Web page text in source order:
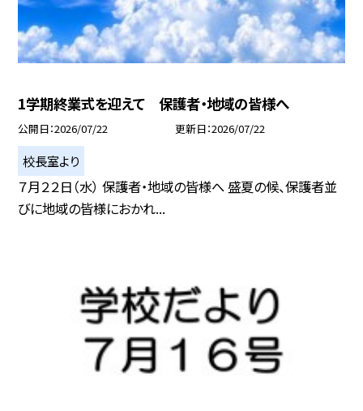
1学期終業式を迎えて 保護者・地域の皆様へ
公開日 2026/07/22 更新日 2026/07/22
校長室より
７月２２日（水） 保護者・地域の皆様へ 盛夏の候、保護者並
びに地域の皆様におかれ...